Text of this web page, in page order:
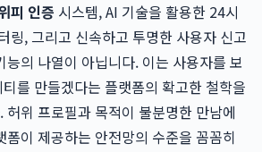
피 인증 시스템, AI 기술을 활용한 24시
링, 그리고 신속하고 투명한 사용자 신고
능의 나열이 아닙니다. 이는 사용자를 보
를 만들겠다는 플랫폼의 확고한 철학을
위 프로필과 목적이 불분명한 만남에
폼이 제공하는 안전망의 수준을 꼼꼼히